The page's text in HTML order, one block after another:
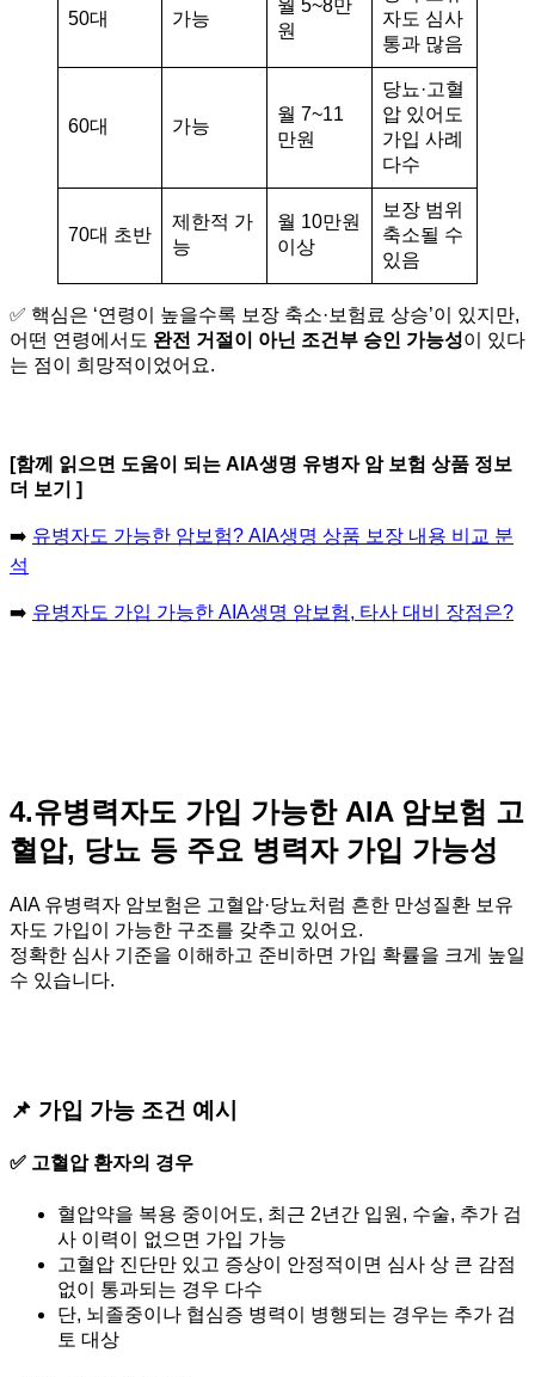
50대 가능
월 5~8만
원
자도 심사
통과 많음
60대 가능
월 7~11
만원
당뇨·고혈
압 있어도
가입 사례
다수
70대 초반
제한적 가
능
월 10만원
이상
보장 범위
축소될 수
있음
✅ 핵심은 ‘연령이 높을수록 보장 축소·보험료 상승’이 있지만,
어떤 연령에서도 완전 거절이 아닌 조건부 승인 가능성이 있다
는 점이 희망적이었어요.
[함께 읽으면 도움이 되는 AIA생명 유병자 암 보험 상품 정보
더 보기 ]
➡️ 유병자도 가능한 암보험? AIA생명 상품 보장 내용 비교 분
석
➡️ 유병자도 가입 가능한 AIA생명 암보험, 타사 대비 장점은?
4.유병력자도 가입 가능한 AIA 암보험 고
혈압, 당뇨 등 주요 병력자 가입 가능성
AIA 유병력자 암보험은 고혈압·당뇨처럼 흔한 만성질환 보유
자도 가입이 가능한 구조를 갖추고 있어요.
정확한 심사 기준을 이해하고 준비하면 가입 확률을 크게 높일
수 있습니다.
📌 가입 가능 조건 예시
✅ 고혈압 환자의 경우
혈압약을 복용 중이어도, 최근 2년간 입원, 수술, 추가 검
사 이력이 없으면 가입 가능
고혈압 진단만 있고 증상이 안정적이면 심사 상 큰 감점
없이 통과되는 경우 다수
단, 뇌졸중이나 협심증 병력이 병행되는 경우는 추가 검
토 대상